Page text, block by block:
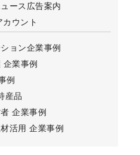
ース広告案内
ウント
ョン企業事例
業事例
例
産品
企業事例
活用 企業事例